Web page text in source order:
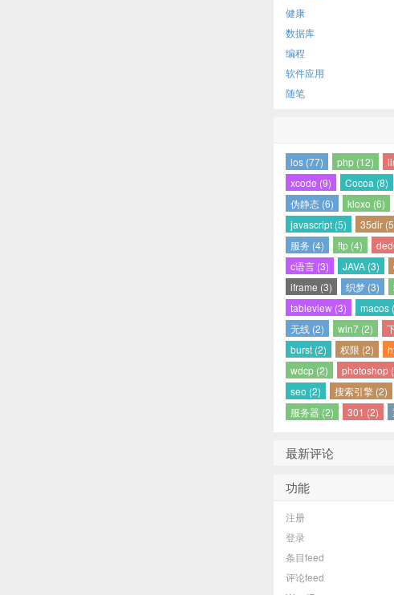
健康
数据库
编程
软件应用
随笔
ios (77) php (12)
xcode (9)
Cocoa (8)
伪静态 (6)
kloxo (6)
javascript (5)
35dir
服务 (4)
ftp (4)
c语言 (3)
JAVA (3)
iframe (3)
织梦 (3)
tableview (3)
macos
无线 (2)
win7 (2)
burst (2)
权限 (2)
wdcp (2)
photoshop
seo (2)
搜索引擎 (2)
服务器 (2)
301 (2)
最新评论
功能
注册
登录
条目feed
评论feed